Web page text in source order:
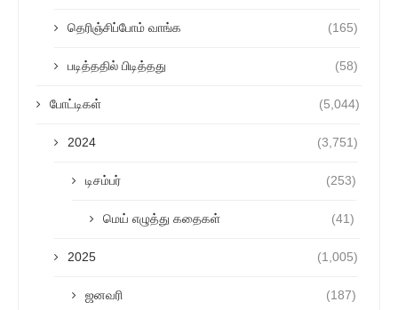
தெரிஞ்சிப்போம் வாங்க (165)
படித்ததில் பிடித்தது (58)
போட்டிகள் (5,044)
2024 (3,751)
டிசம்பர் (253)
மெய் எழுத்து கதைகள் (41)
2025 (1,005)
ஜனவரி (187)